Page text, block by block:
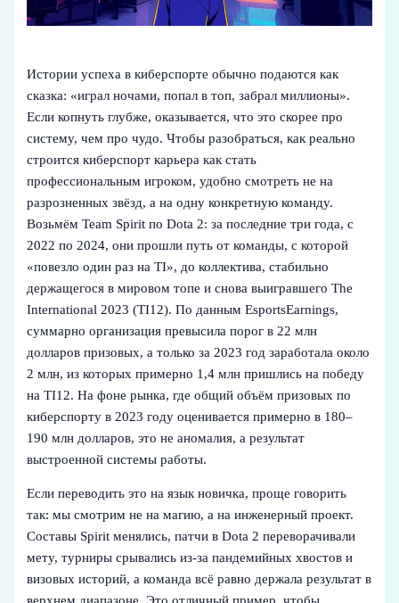
Истории успеха в киберспорте обычно подаются как
сказка: «играл ночами, попал в топ, забрал миллионы».
Если копнуть глубже, оказывается, что это скорее про
систему, чем про чудо. Чтобы разобраться, как реально
строится киберспорт карьера как стать
профессиональным игроком, удобно смотреть не на
разрозненных звёзд, а на одну конкретную команду.
Возьмём Team Spirit по Dota 2: за последние три года, с
2022 по 2024, они прошли путь от команды, с которой
«повезло один раз на TI», до коллектива, стабильно
держащегося в мировом топе и снова выигравшего The
International 2023 (TI12). По данным EsportsEarnings,
суммарно организация превысила порог в 22 млн
долларов призовых, а только за 2023 год заработала около
2 млн, из которых примерно 1,4 млн пришлись на победу
на TI12. На фоне рынка, где общий объём призовых по
киберспорту в 2023 году оценивается примерно в 180–
190 млн долларов, это не аномалия, а результат
выстроенной системы работы.
Если переводить это на язык новичка, проще говорить
так: мы смотрим не на магию, а на инженерный проект.
Составы Spirit менялись, патчи в Dota 2 переворачивали
мету, турниры срывались из‑за пандемийных хвостов и
визовых историй, а команда всё равно держала результат в